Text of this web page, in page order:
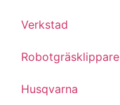
Verkstad
Robotgräsklippare
Husqvarna